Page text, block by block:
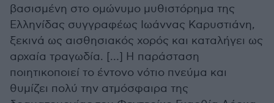
βασισμένη στο ομώνυμο μυθιστόρημα της
Ελληνίδας συγγραφέως Ιωάννας Καρυστιάνη,
ξεκινά ως αισθησιακός χορός και καταλήγει ως
αρχαία τραγωδία. […] Η παράσταση
ποιητικοποιεί το έντονο νότιο πνεύμα και
θυμίζει πολύ την ατμόσφαιρα της